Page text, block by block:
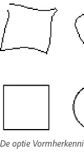
De optie